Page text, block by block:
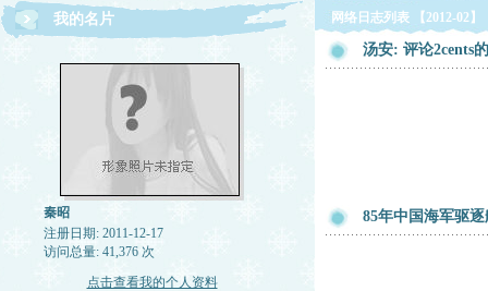
我的名片
秦昭
注册日期: 2011-12-17
访问总量: 41,376 次
点击查看我的个人资料
网络日志列表 【2012-02】
汤安: 评论2cents
85年中国海军驱